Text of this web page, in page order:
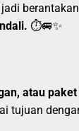
⏱️🚐✨
atau
tujuan